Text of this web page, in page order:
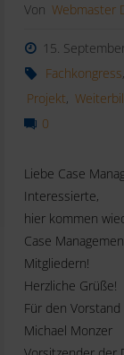
Von Webmaster
15.
Fachkongress,
Projekt,
0
Liebe Case
Interessierte,
hier kommen
Case
Mitgliedern!
Herzliche Grüße!
Für den Vorstand
Michael Monzer